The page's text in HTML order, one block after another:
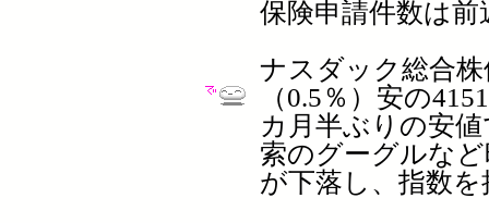
保険申請件数は
ナスダック総合
（0.5％）安の
カ月半ぶりの安
索のグーグルな
が下落し、指数